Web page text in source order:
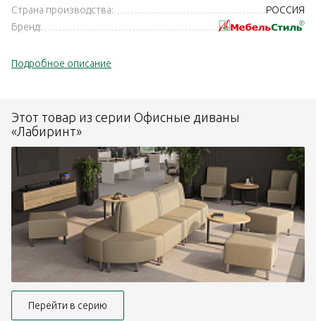
Страна производства:
РОССИЯ
Бренд:
Подробное описание
Этот товар из серии Офисные диваны
«Лабиринт»
Перейти в серию